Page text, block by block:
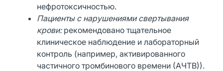
нефротоксичностью.
Пациенты с нарушениями свертывания
крови:рекомендовано тщательное
клиническое наблюдение и лабораторный
контроль (например, активированного
частичного тромбинового времени (АЧТВ)).